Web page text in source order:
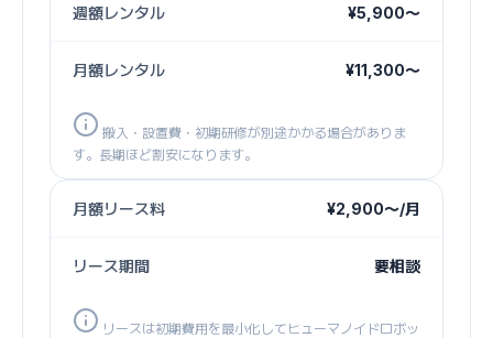
週額レンタル ¥5,900〜
月額レンタル ¥11,300〜
搬入・設置費・初期研修が別途かかる場合がありま
す。長期ほど割安になります。
月額リース料 ¥2,900〜/月
リース期間 要相談
リースは初期費用を最小化してヒューマノイドロボッ